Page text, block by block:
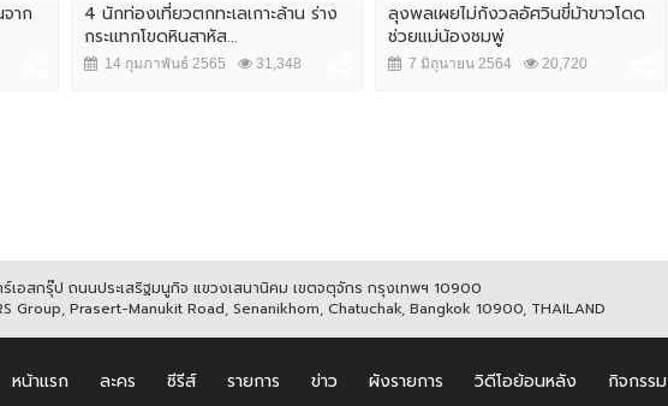
าก
4 นักท่องเที่ยวตกทะเลเกาะล้าน ร่าง
กระแทกโขดหินสาหัส...
14 กุมภาพันธ์ 2565 31,348
ลุงพลเผยไม่กังวลอัศวินขี่ม้าขาวโดด
ช่วยแม่น้องชมพู่
7 มิถุนายน 2564 20,720
เอสกรุ๊ป ถนนประเสริฐมนูกิจ แขวงเสนานิคม เขตจตุจักร กรุงเทพฯ 10900
Group, Prasert-Manukit Road, Senanikhom, Chatuchak, Bangkok 10900, THAILAND
หน้าแรก ละคร ซีรีส์ รายการ ข่าว ผังรายการ วิดีโอย้อนหลัง กิจกรรม